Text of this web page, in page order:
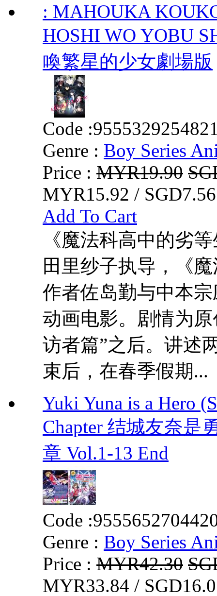
: MAHOUKA
HOSHI WO YOBU
喚繁星的少女劇場版
Code :
Genre : Boy Series
Price : MYR19.90
MYR15.92 /
Add To Cart
《魔法科高中的劣
田里纱子执导，《
作者佐岛勤与中本
动画电影。剧情为
访者篇”之后。讲述
束后，在春季假期...
Yuki Yuna is a Hero
Chapter 结城友奈是
章 Vol.1-13 End
Code :
Genre : Boy Series
Price : MYR42.30
MYR33.84 /